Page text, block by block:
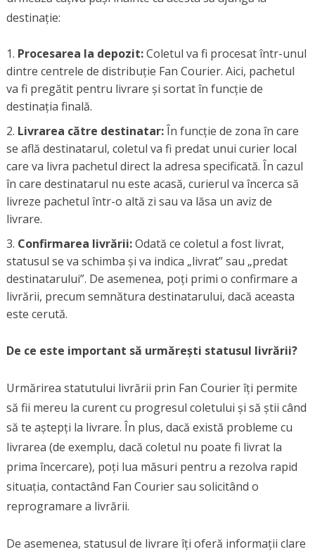
destinație:
Procesarea la depozit:Coletul va fi procesat într-unul
dintre centrele de distribuție Fan Courier. Aici, pachetul
va fi pregătit pentru livrare și sortat în funcție de
destinația finală.
Livrarea către destinatar:În funcție de zona în care
se află destinatarul, coletul va fi predat unui curier local
care va livra pachetul direct la adresa specificată. În cazul
în care destinatarul nu este acasă, curierul va încerca să
livreze pachetul într-o altă zi sau va lăsa un aviz de
livrare.
Confirmarea livrării:Odată ce coletul a fost livrat,
statusul se va schimba și va indica „livrat” sau „predat
destinatarului”. De asemenea, poți primi o confirmare a
livrării, precum semnătura destinatarului, dacă aceasta
este cerută.
De ce este important să urmărești statusul livrării?
Urmărirea statutului livrării prin Fan Courier îți permite
să fii mereu la curent cu progresul coletului și să știi când
să te aștepți la livrare. În plus, dacă există probleme cu
livrarea (de exemplu, dacă coletul nu poate fi livrat la
prima încercare), poți lua măsuri pentru a rezolva rapid
situația, contactând Fan Courier sau solicitând o
reprogramare a livrării.
De asemenea, statusul de livrare îți oferă informații clare